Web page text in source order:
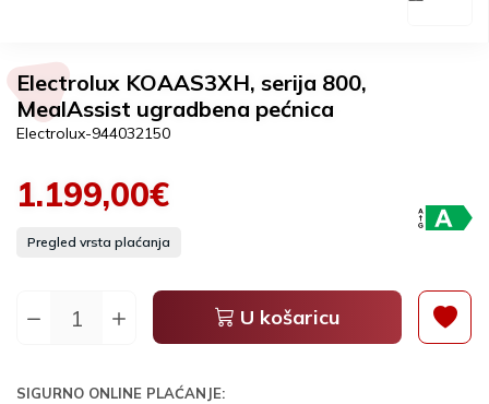
Electrolux KOAAS3XH, serija 800,
MealAssist ugradbena pećnica
Electrolux-944032150
1.199,00€
Pregled vrsta plaćanja
U košaricu
SIGURNO ONLINE PLAĆANJE: